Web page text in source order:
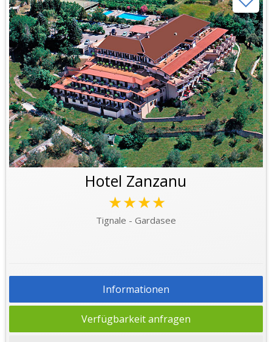
Hotel Zanzanu
★★★★
Tignale - Gardasee
Informationen
Verfügbarkeit anfragen